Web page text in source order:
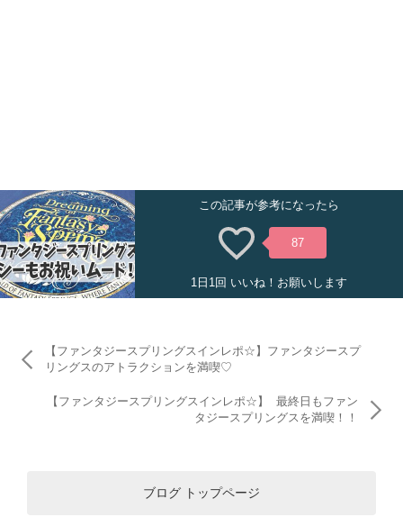
この記事が参考になったら
87
1日1回 いいね！お願いします
【ファンタジースプリングスインレポ☆】ファンタジースプ
リングスのアトラクションを満喫♡
【ファンタジースプリングスインレポ☆】 最終日もファン
タジースプリングスを満喫！！
ブログ トップページ